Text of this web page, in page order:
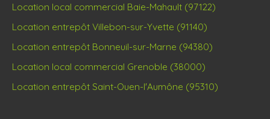
Location local commercial Baie-Mahault (97122)
Location entrepôt Villebon-sur-Yvette (91140)
Location entrepôt Bonneuil-sur-Marne (94380)
Location local commercial Grenoble (38000)
Location entrepôt Saint-Ouen-l'Aumône (95310)